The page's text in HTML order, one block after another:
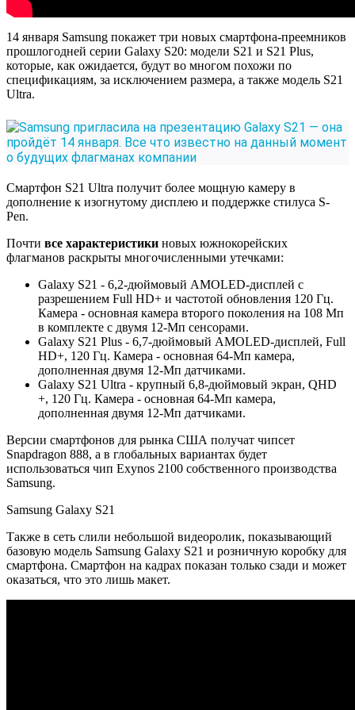
14 января Samsung покажет три новых смартфона-преемников
прошлогодней серии Galaxy S20: модели S21 и S21 Plus,
которые, как ожидается, будут во многом похожи по
спецификациям, за исключением размера, а также модель S21
Ultra.
Смартфон S21 Ultra получит более мощную камеру в
дополнение к изогнутому дисплею и поддержке стилуса S-
Pen.
Почти все характеристики новых южнокорейских
флагманов раскрыты многочисленными утечками:
Galaxy S21 - 6,2-дюймовый AMOLED-дисплей с
разрешением Full HD+ и частотой обновления 120 Гц.
Камера - основная камера второго поколения на 108 Мп
в комплекте с двумя 12-Мп сенсорами.
Galaxy S21 Plus - 6,7-дюймовый AMOLED-дисплей, Full
HD+, 120 Гц. Камера - основная 64-Мп камера,
дополненная двумя 12-Мп датчиками.
Galaxy S21 Ultra - крупный 6,8-дюймовый экран, QHD
+, 120 Гц. Камера - основная 64-Мп камера,
дополненная двумя 12-Мп датчиками.
Версии смартфонов для рынка США получат чипсет
Snapdragon 888, а в глобальных вариантах будет
использоваться чип Exynos 2100 собственного производства
Samsung.
Samsung Galaxy S21
Также в сеть слили небольшой видеоролик, показывающий
базовую модель Samsung Galaxy S21 и розничную коробку для
смартфона. Смартфон на кадрах показан только сзади и может
оказаться, что это лишь макет.